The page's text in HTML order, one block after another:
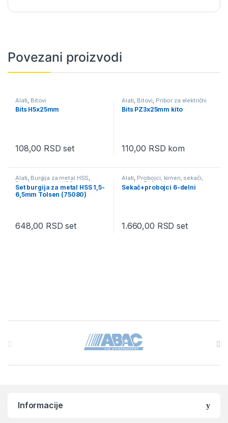
Povezani proizvodi
Alati Bitovi
Bits H5x25mm
108,00 RSD set
Alati Bitovi Pribor za električni
alat
Bits PZ3x25mm kito
110,00 RSD kom
Alati, Burgija za metal HSS,
Burgija za metal HSS setovi
Pribor za električni alat
Set burgija za metal HSS 1,5-
6,5mm Tolsen (75080)
648,00 RSD set
Alati, Probojci, kirneri, sekači,
zumbe Ručni alati
Sekač+probojci 6-delni
1.660,00 RSD set
Brands Carousel
Informacije